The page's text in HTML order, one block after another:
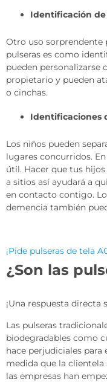
Identificación
Otro uso sorprendente
pulseras es como
pueden personalizarse
propietario y pueden
o cinchas.
Identificaciones
Los niños pueden
lugares concurridos.
útil. Hacer que tus
a sitios así ayudará a
en contacto contigo.
demencia también
¡Pide pulseras de tela
¿Son las
¡Una respuesta directa
Las pulseras
biodegradables como
hace perjudiciales
medida que la
las empresas han